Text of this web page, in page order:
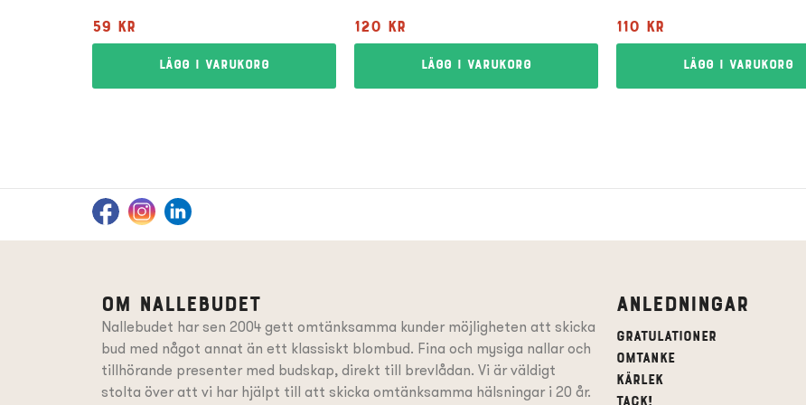
59 kr
Lägg i varukorg
120 kr
Lägg i varukorg
110 kr
Lägg i varukorg
Om Nallebudet
Nallebudet har sen 2004 gett omtänksamma kunder möjligheten att skicka
bud med något annat än ett klassiskt blombud. Fina och mysiga nallar och
tillhörande presentermed budskap, direkt till brevlådan. Vi är väldigt
stolta över att vi har hjälpt till att skicka omtänksamma hälsningar i 20 år.
Anledningar
Gratulationer
Omtanke
Kärlek